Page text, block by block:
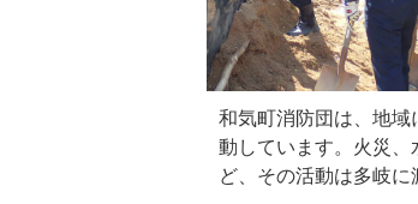
和気町消防団は、地
動しています。火災
ど、その活動は多岐に